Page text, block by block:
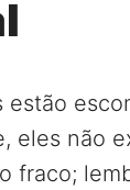
estão
eles não
fraco;